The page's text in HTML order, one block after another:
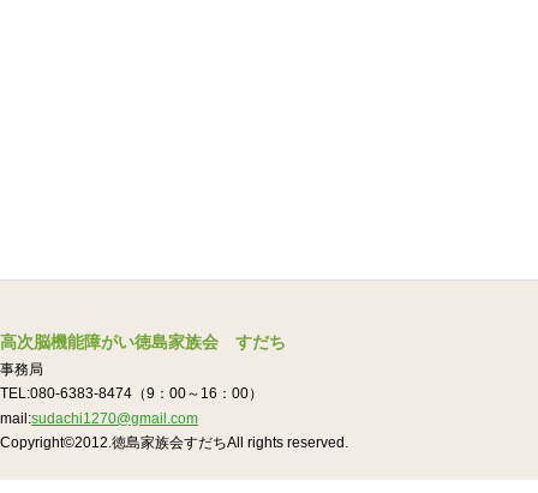
高次脳機能障がい徳島家族会 すだち
事務局
TEL:080-6383-8474（9：00～16：00）
mail:sudachi1270@gmail.com
Copyright©2012.徳島家族会すだちAll rights reserved.